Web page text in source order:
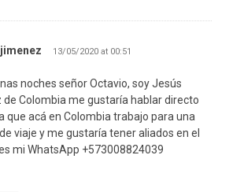
13/05/2020 at 00:51
noches señor Octavio, soy Jesús
Colombia me gustaría hablar directo
que acá en Colombia trabajo para una
viaje y me gustaría tener aliados en el
mi WhatsApp +573008824039